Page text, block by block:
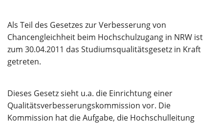
Als Teil des Gesetzes zur Verbesserung von
Chancengleichheit beim Hochschulzugang in NRW ist
zum 30.04.2011 das Studiumsqualitätsgesetz in Kraft
getreten.
Dieses Gesetz sieht u.a. die Einrichtung einer
Qualitätsverbesserungskommission vor. Die
Kommission hat die Aufgabe, die Hochschulleitung